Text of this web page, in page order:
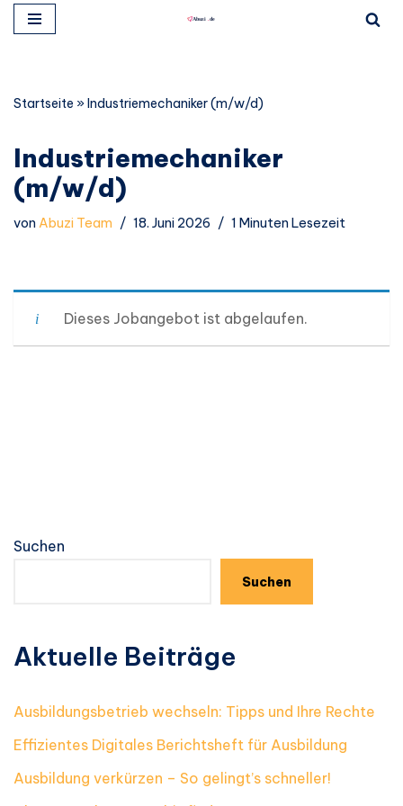
springen
Startseite »Industriemechaniker (m/w/d)
Industriemechaniker
(m/w/d)
vonAbuzi Team 18. Juni 2026 1 Minuten Lesezeit
Dieses Jobangebot ist abgelaufen.
Suchen
Suchen
Aktuelle Beiträge
Ausbildungsbetrieb wechseln: Tipps und Ihre Rechte
Effizientes Digitales Berichtsheft für Ausbildung
Ausbildung verkürzen – So gelingt’s schneller!